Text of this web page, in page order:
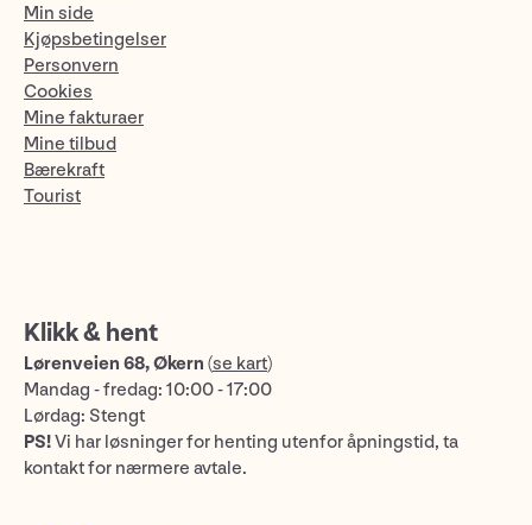
Min side
Kjøpsbetingelser
Personvern
Cookies
Mine fakturaer
Mine tilbud
Bærekraft
Tourist
Klikk & hent
Lørenveien 68, Økern (se kart)
Mandag - fredag: 10:00 - 17:00
Lørdag: Stengt
PS!Vi har løsninger for henting utenfor åpningstid, ta
kontakt for nærmere avtale.